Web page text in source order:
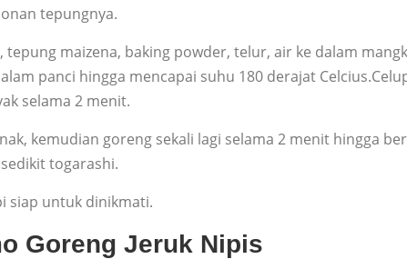
tepungnya.
maizena, baking powder, telur, air ke dalam
panci hingga mencapai suhu 180 derajat
selama 2 menit.
kemudian goreng sekali lagi selama 2 menit hingga
togarashi.
siap untuk dinikmati.
Goreng Jeruk Nipis